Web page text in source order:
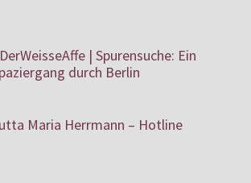
| Spurensuche: Ein
durch Berlin
Maria Herrmann – Hotline